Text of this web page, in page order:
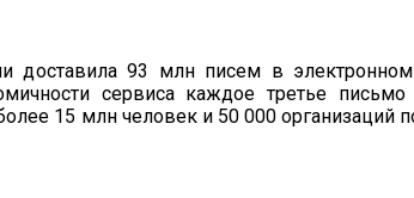
доставила 93 млн писем в
сервиса каждое третье
15 млн человек и 50 000 организаций